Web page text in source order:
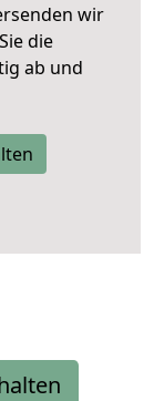
wir
die
ab und